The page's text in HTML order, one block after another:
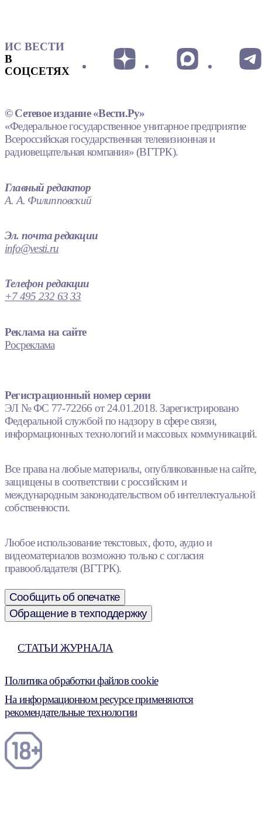
ИС ВЕСТИ
В
СОЦСЕТЯХ
© Сетевое издание «Вести.Ру»
«Федеральное государственное унитарное предприятие
Всероссийская государственная телевизионная и
радиовещательная компания» (ВГТРК).
Главный редактор
А. А. Филипповский
Эл. почта редакции
info@vesti.ru
Телефон редакции
+7 495 232 63 33
Реклама на сайте
Росреклама
Регистрационный номер серии
ЭЛ № ФС 77-72266 от 24.01.2018. Зарегистрировано
Федеральной службой по надзору в сфере связи,
информационных технологий и массовых коммуникаций.
Все права на любые материалы, опубликованные на сайте,
защищены в соответствии с российским и
международным законодательством об интеллектуальной
собственности.
Любое использование текстовых, фото, аудио и
видеоматериалов возможно только с согласия
правообладателя (ВГТРК).
Сообщить об опечатке
Обращение в техподдержку
СТАТЬИ ЖУРНАЛА
Политика обработки файлов cookie
На информационном ресурсе применяются
рекомендательные технологии